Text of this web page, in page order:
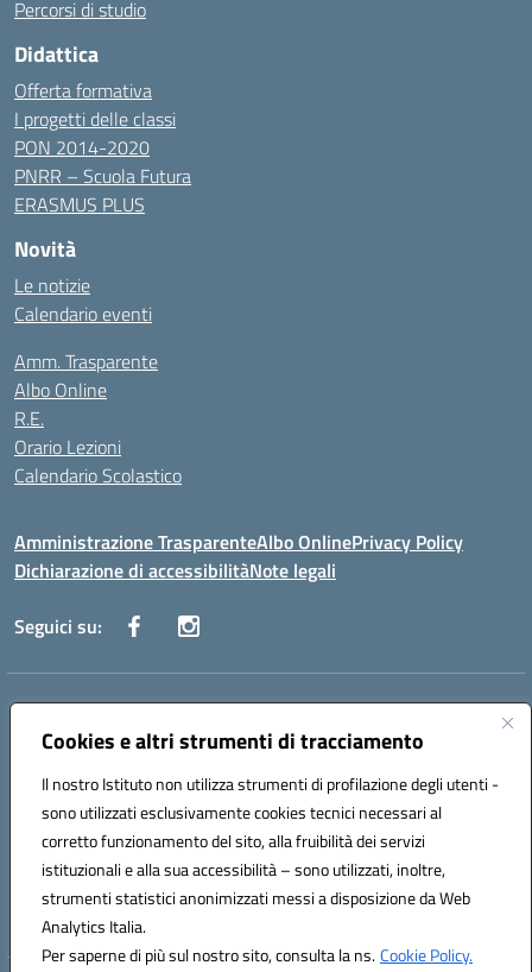
Cookies e altri strumenti di tracciamento
Il nostro Istituto non utilizza strumenti di profilazione degli utenti -
sono utilizzati esclusivamente cookies tecnici necessari al
corretto funzionamento del sito, alla fruibilità dei servizi
istituzionali e alla sua accessibilità – sono utilizzati, inoltre,
strumenti statistici anonimizzati messi a disposizione da Web
Analytics Italia.
Per saperne di più sul nostro sito, consulta la ns.Cookie Policy.
Percorsi di studio
Didattica
Offerta formativa
I progetti delle classi
PON 2014-2020
PNRR – Scuola Futura
ERASMUS PLUS
Novità
Le notizie
Calendario eventi
Amm. Trasparente
Albo Online
R.E.
Orario Lezioni
Calendario Scolastico
Amministrazione TrasparenteAlbo OnlinePrivacy Policy
Dichiarazione di accessibilitàNote legali
Seguici su:
Indirizzo:Via Vecchini n. 2, Ancona 60123 - Via M. Marini n. 33, Ancona
60129
Posta elettronica certificata (PEC):anis01200g@pec.istruzione.it
Codice fiscale: 93122280428
Codice meccanografico:ANIS01200G
Codice Indice delle Pubbliche Amministrazioni (IPA): istsc_ANIS01200G
Codice unico di fatturazione (CUF): UF434M